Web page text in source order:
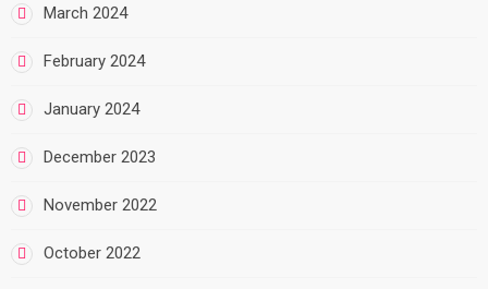
March 2024
February 2024
January 2024
December 2023
November 2022
October 2022